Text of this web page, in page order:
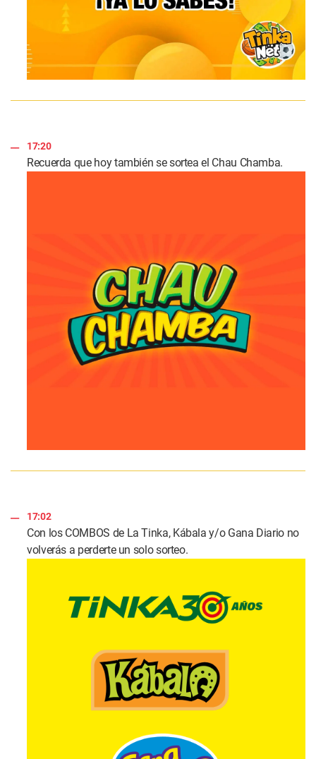
17:20
Recuerda que hoy también se sortea el Chau Chamba.
17:02
Con los COMBOS de La Tinka, Kábala y/o Gana Diario no
volverás a perderte un solo sorteo.